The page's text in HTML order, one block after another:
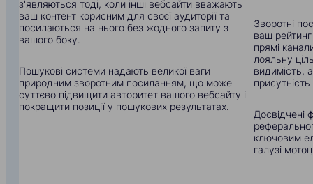
з'являються тоді, коли інші вебсайти вважають
ваш контент корисним для своєї аудиторії та
посилаються на нього без жодного запиту з
вашого боку.
Пошукові системи надають великої ваги
природним зворотним посиланням, що може
суттєво підвищити авторитет вашого вебсайту і
покращити позиції у пошукових результатах.
Зворотні
ваш
прямі
лояльну
видимість,
Досвідчені
ключовим
галузі